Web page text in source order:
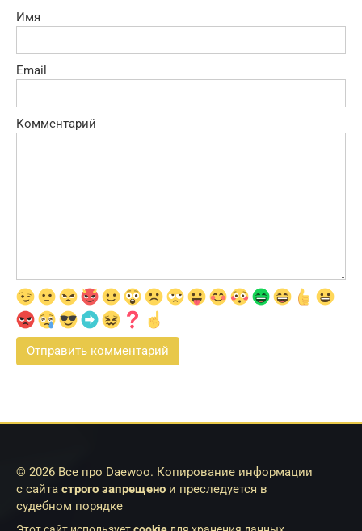
Имя
Email
Комментарий
© 2026 Все про Daewoo. Копирование информации
с сайта строго запрещено и преследуется в
судебном порядке